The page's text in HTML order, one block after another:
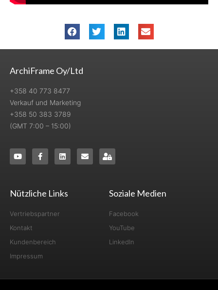
ArchiFrame Oy/Ltd
+358 40 773 8477
Verkauf und Marketing
+358 50 383 3789
(GMT 7:00 – 15:00)
Nützliche Links
Vertriebspartner
Kontakt
Kundenbereich
Impressum
Soziale Medien
Facebook
YouTube
LinkedIn